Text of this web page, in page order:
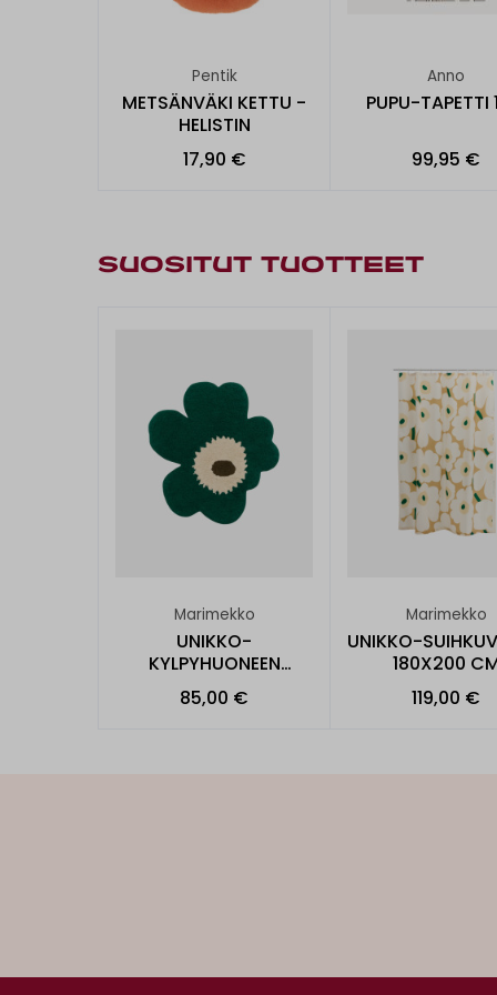
Pentik
METSÄNVÄKI KETTU -
HELISTIN
17,90 €
Anno
PUPU-TAPETTI
99,95 €
SUOSITUT TUOTTEET
Marimekko
UNIKKO-
KYLPYHUONEEN
MATTO 73X74CM
85,00 €
Marimekko
UNIKKO-
180X200
119,00 €